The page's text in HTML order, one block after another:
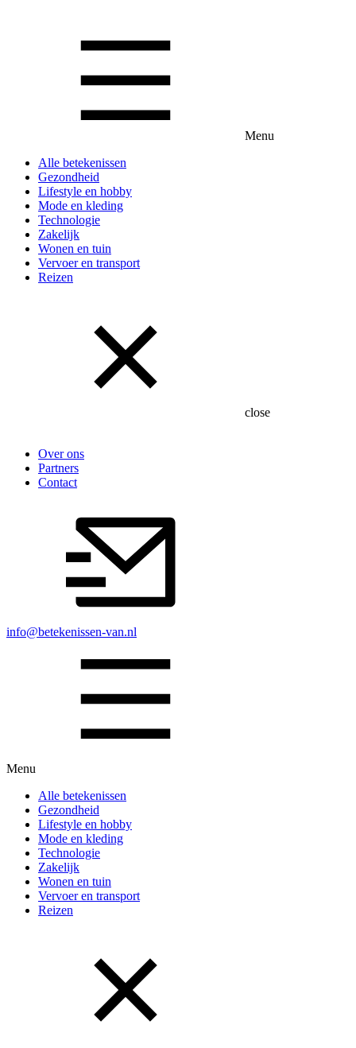
Menu
Alle betekenissen
Gezondheid
Lifestyle en hobby
Mode en kleding
Technologie
Zakelijk
Wonen en tuin
Vervoer en transport
Reizen
close
Over ons
Partners
Contact
info@betekenissen-van.nl
Menu
Alle betekenissen
Gezondheid
Lifestyle en hobby
Mode en kleding
Technologie
Zakelijk
Wonen en tuin
Vervoer en transport
Reizen